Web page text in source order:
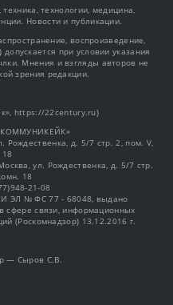
технологии, медицина,
Новости и публикации.
воспроизведение,
при условии указания
Мнения и взгляды авторов не
зрения редакции.
https://22century.ru)
Рождественка, д. 5/7 стр. 2, пом. V,
ул. Рождественка, д. 5/7 стр.
18
21-08
ЭЛ № ФС 77 - 68048, выдано
сфере связи, информационных
(Роскомнадзор) 13.12.2016 г.
— Сыров С.В.